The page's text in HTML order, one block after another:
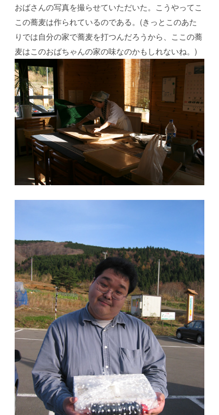
おばさんの写真を撮らせていただいた。こうやってこ
この蕎麦は作られているのである。(きっとこのあた
りでは自分の家で蕎麦を打つんだろうから、ここの蕎
麦はこのおばちゃんの家の味なのかもしれないね。)